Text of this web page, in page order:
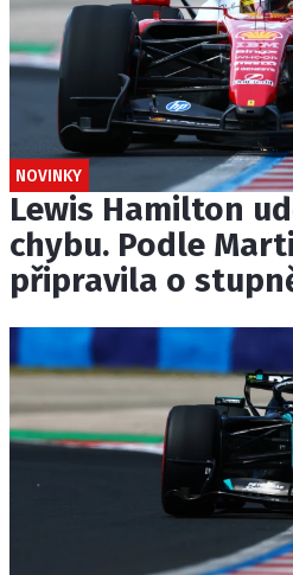
NOVINKY
Lewis Hamilton
chybu. Podle
připravila o